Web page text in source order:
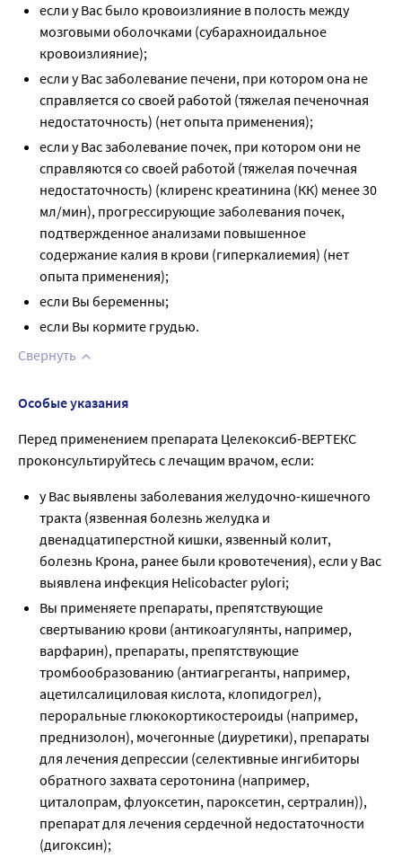
если у Вас было кровоизлияние в полость между
мозговыми оболочками (субарахноидальное
кровоизлияние);
если у Вас заболевание печени, при котором она не
справляется со своей работой (тяжелая печеночная
недостаточность) (нет опыта применения);
если у Вас заболевание почек, при котором они не
справляются со своей работой (тяжелая почечная
недостаточность) (клиренс креатинина (КК) менее 30
мл/мин), прогрессирующие заболевания почек,
подтвержденное анализами повышенное
содержание калия в крови (гиперкалиемия) (нет
опыта применения);
если Вы беременны;
если Вы кормите грудью.
Свернуть
Особые указания
Перед применением препарата Целекоксиб-ВЕРТЕКС
проконсультируйтесь с лечащим врачом, если:
у Вас выявлены заболевания желудочно-кишечного
тракта (язвенная болезнь желудка и
двенадцатиперстной кишки, язвенный колит,
болезнь Крона, ранее были кровотечения), если у Вас
выявлена инфекция Helicobacter pylori;
Вы применяете препараты, препятствующие
свертыванию крови (антикоагулянты, например,
варфарин), препараты, препятствующие
тромбообразованию (антиагреганты, например,
ацетилсалициловая кислота, клопидогрел),
пероральные глюкокортикостероиды (например,
преднизолон), мочегонные (диуретики), препараты
для лечения депрессии (селективные ингибиторы
обратного захвата серотонина (например,
циталопрам, флуоксетин, пароксетин, сертралин)),
препарат для лечения сердечной недостаточности
(дигоксин);